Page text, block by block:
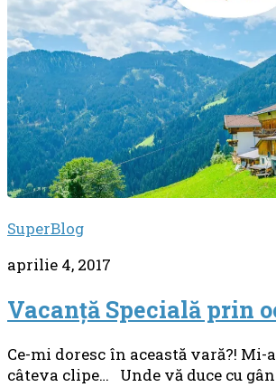
SuperBlog
aprilie 4, 2017
Vacanţă Specială prin
Ce-mi doresc în această vară?!
câteva clipe… Unde vă duce cu